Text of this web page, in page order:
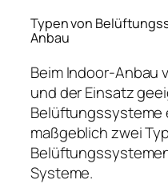
Typen von
Anbau
Beim Indoor-Anbau
und der Einsatz
Belüftungssysteme
maßgeblich zwei
Systeme.